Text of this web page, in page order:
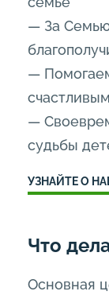
— За Семью
—
—
судьбы
УЗНАЙТЕ О
Что
Основная